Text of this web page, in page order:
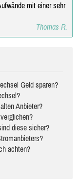
mit einer sehr
Thomas R.
Geld sparen?
Anbieter?
diese sicher?
achten?